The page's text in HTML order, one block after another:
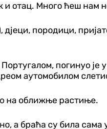
отац. Много ћеш нам
породици,
погинуо је
аутомобилом
на оближње растиње.
а браћа су била